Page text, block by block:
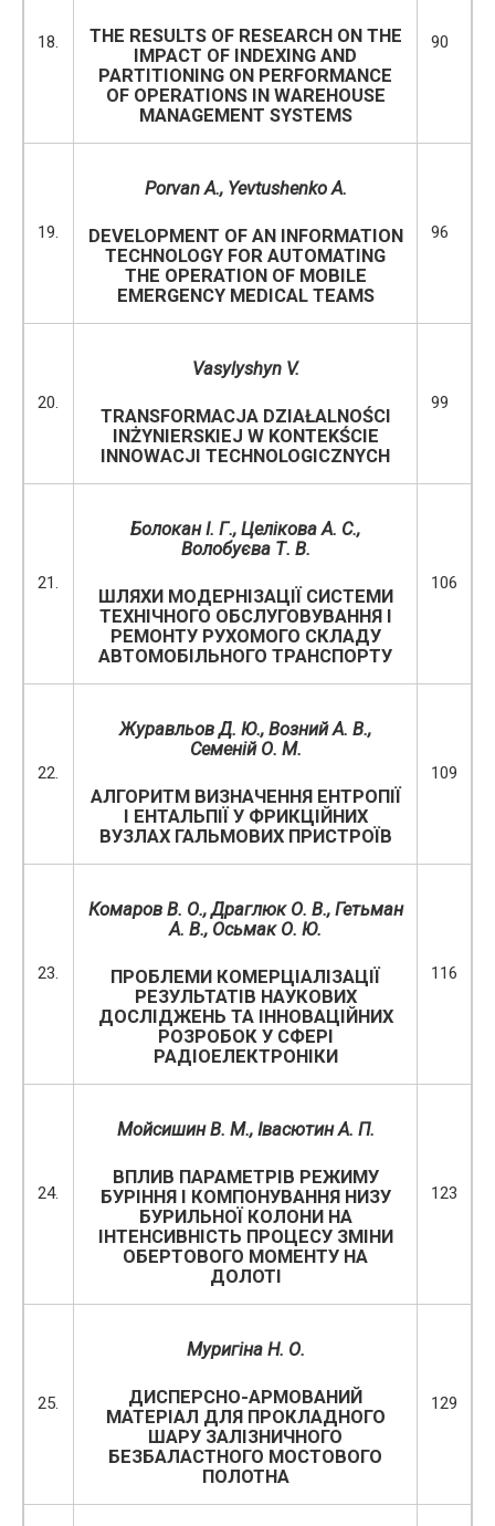
18.
THE RESULTS OF RESEARCH ON THE
IMPACT OF INDEXING AND
PARTITIONING ON PERFORMANCE
OF OPERATIONS IN WAREHOUSE
MANAGEMENT SYSTEMS
90
19.
Porvan A., Yevtushenko A.
DEVELOPMENT OF AN INFORMATION
TECHNOLOGY FOR AUTOMATING
THE OPERATION OF MOBILE
EMERGENCY MEDICAL TEAMS
96
20.
Vasylyshyn V.
TRANSFORMACJA DZIAŁALNOŚCI
INŻYNIERSKIEJ W KONTEKŚCIE
INNOWACJI TECHNOLOGICZNYCH
99
21.
Болокан І. Г., Целікова А. С.,
Волобуєва Т. В.
ШЛЯХИ МОДЕРНІЗАЦІЇ СИСТЕМИ
ТЕХНІЧНОГО ОБСЛУГОВУВАННЯ І
РЕМОНТУ РУХОМОГО СКЛАДУ
АВТОМОБІЛЬНОГО ТРАНСПОРТУ
106
22.
Журавльов Д. Ю., Возний А. В.,
Семеній О. М.
АЛГОРИТМ ВИЗНАЧЕННЯ ЕНТРОПІЇ
І ЕНТАЛЬПІЇ У ФРИКЦІЙНИХ
ВУЗЛАХ ГАЛЬМОВИХ ПРИСТРОЇВ
109
23.
Комаров В. О., Драглюк О. В., Гетьман
А. В., Осьмак О. Ю.
ПРОБЛЕМИ КОМЕРЦІАЛІЗАЦІЇ
РЕЗУЛЬТАТІВ НАУКОВИХ
ДОСЛІДЖЕНЬ ТА ІННОВАЦІЙНИХ
РОЗРОБОК У СФЕРІ
РАДІОЕЛЕКТРОНІКИ
116
24.
Мойсишин В. М., Івасютин А. П.
ВПЛИВ ПАРАМЕТРІВ РЕЖИМУ
БУРІННЯ І КОМПОНУВАННЯ НИЗУ
БУРИЛЬНОЇ КОЛОНИ НА
ІНТЕНСИВНІСТЬ ПРОЦЕСУ ЗМІНИ
ОБЕРТОВОГО МОМЕНТУ НА
ДОЛОТІ
123
25.
Муригіна Н. О.
ДИСПЕРСНО-АРМОВАНИЙ
МАТЕРІАЛ ДЛЯ ПРОКЛАДНОГО
ШАРУ ЗАЛІЗНИЧНОГО
БЕЗБАЛАСТНОГО МОСТОВОГО
ПОЛОТНА
129